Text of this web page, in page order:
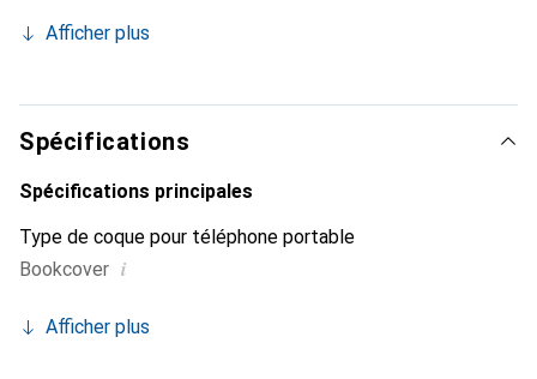
devient l'accessoire chic et indispensable de votre
produits de haute qualité, la marque Noreve est un choix
sûr pour une clientèle exigeante.
Afficher plus
Spécifications
Spécifications principales
Type de coque pour téléphone portable
Bookcover i
Afficher plus